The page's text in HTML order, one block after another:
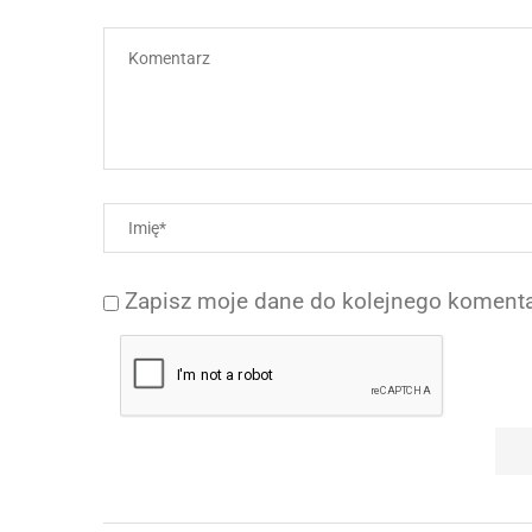
Zapisz moje dane do kolejnego